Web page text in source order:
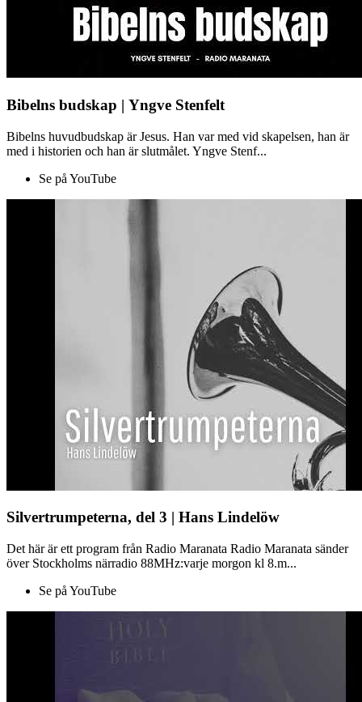
Bibelns budskap | Yngve Stenfelt
Bibelns huvudbudskap är Jesus. Han var med vid skapelsen, han är
med i historien och han är slutmålet. Yngve Stenf...
Se på YouTube
Silvertrumpeterna, del 3 | Hans Lindelöw
Det här är ett program från Radio Maranata Radio Maranata sänder
över Stockholms närradio 88MHz:varje morgon kl 8.m...
Se på YouTube